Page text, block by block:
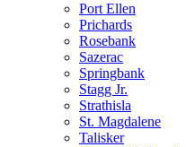
Port Ellen
Prichards
Rosebank
Sazerac
Springbank
Stagg Jr.
Strathisla
St. Magdalene
Talisker